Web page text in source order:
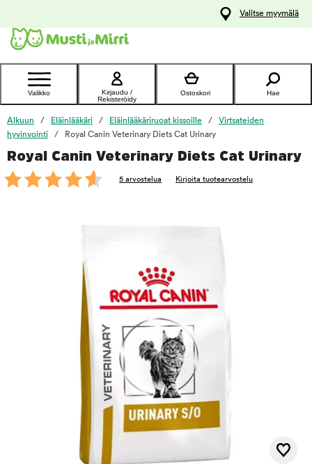
Ota yhteyttä
asiakaspalveluun
Valitse myymälä
Valikko
Kirjaudu /
Rekisteröidy
Ostoskori Hae
Alkuun Eläinlääkäri Eläinlääkäriruoat kissoille
Virtsateiden
hyvinvointi
Royal Canin Veterinary Diets Cat Urinary
Royal Canin Veterinary Diets Cat Urinary
5 arvostelua Kirjoita tuotearvostelu
foo